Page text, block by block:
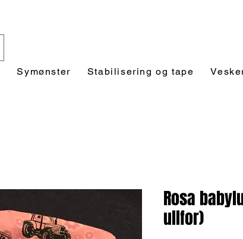
Symønster Stabilisering og tape
Rosa
ullfor)